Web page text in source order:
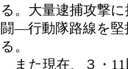
る。大量逮捕攻撃
闘―行動隊路線を堅
る。
また現在、３・11